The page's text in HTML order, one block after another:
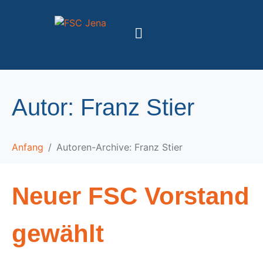
Autor: Franz Stier
Anfang Autoren-Archive: Franz Stier
Neuer FSC Vorstand
gewählt